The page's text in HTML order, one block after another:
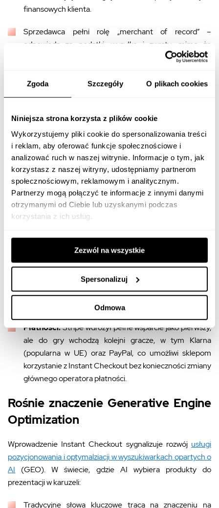
Zgoda Szczegóły O plikach cookies
Niniejsza strona korzysta z plików cookie
Wykorzystujemy pliki cookie do spersonalizowania treści
i reklam, aby oferować funkcje społecznościowe i
analizować ruch w naszej witrynie. Informacje o tym, jak
korzystasz z naszej witryny, udostępniamy partnerom
społecznościowym, reklamowym i analitycznym.
Partnerzy mogą połączyć te informacje z innymi danymi
otrzymanymi od Ciebie lub uzyskanymi podczas
korzystania z ich usług.
Zezwól na wszystkie
Spersonalizuj
Odmowa
finansowych klienta.
Sprzedawca pełni rolę „merchant of record” –
odpowiada za podatki, wysyłkę i zwroty, mimo że
transakcja technicznie odbyła się w interfejsie OpenAI.
Więcej na ten temat:
Integracja: Shopify, Platformy i
Dostawcy Płatności
Dla właścicieli sklepów internetowych kluczową informacją
jest prostota wdrożenia.
Ekosystem Shopify:
Dzięki strategicznemu
partnerstwu, sklepy oparte na Shopify mogą włączyć
produkty agentom AI.
Inne platformy:Wymagają udostępnienia
standardowego feedu produktowego oraz obsługi
dedykowanego API zgodnego z ACP.
Płatności:Stripe wdrożył pełne wsparcie jako pierwszy,
ale do gry wchodzą kolejni gracze, w tym Klarna
(popularna w UE) oraz PayPal, co umożliwi sklepom
korzystanie z Instant Checkout bez konieczności zmiany
głównego operatora płatności.
Rośnie znaczenie Generative Engine
Optimization
Wprowadzenie Instant Checkout sygnalizuje rozwój usługi
pozycjonowania i optymalziacji w wyszukiwarkach opartych o
AI (GEO). W świecie, gdzie AI wybiera produkty do
prezentacji w karuzeli:
Tradycyjne słowa kluczowe tracą na znaczeniu na